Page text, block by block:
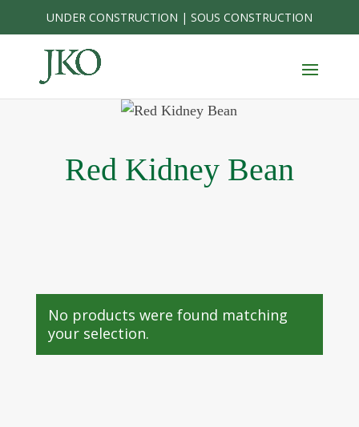
content
UNDER CONSTRUCTION | SOUS CONSTRUCTION
Red Kidney Bean
No products were found matching
your selection.